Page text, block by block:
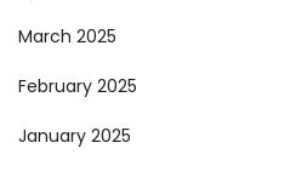
March 2025
February 2025
January 2025